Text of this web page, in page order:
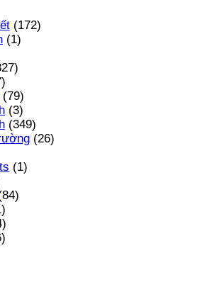
(172)
(1)
(79)
(3)
(349)
(26)
(1)